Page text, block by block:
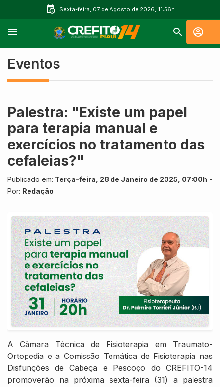
Sexta-feira, 07 de Agosto de 2026, 11:56h
Eventos
Palestra: "Existe um papel
para terapia manual e
exercícios no tratamento das
cefaleias?"
Publicado em: Terça-feira, 28 de Janeiro de 2025, 07:00h -
Por: Redação
A Câmara Técnica de Fisioterapia em Traumato-
Ortopedia e a Comissão Temática de Fisioterapia nas
Disfunções de Cabeça e Pescoço do CREFITO-14
promoverão na próxima sexta-feira (31) a palestra